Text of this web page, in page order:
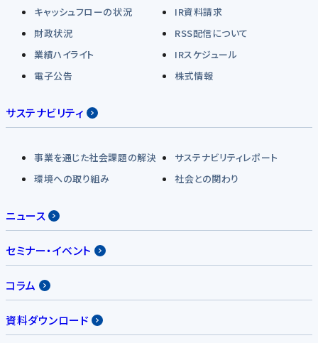
キャッシュフローの状況
IR資料請求
財政状況
RSS配信について
業績ハイライト
IRスケジュール
電子公告
株式情報
サステナビリティ
事業を通じた社会課題の解決
サステナビリティレポート
環境への取り組み
社会との関わり
ニュース
セミナー・イベント
コラム
資料ダウンロード